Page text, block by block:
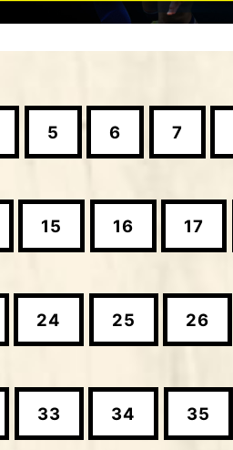
5 6 7
15 16 17
24 25 26
33 34 35